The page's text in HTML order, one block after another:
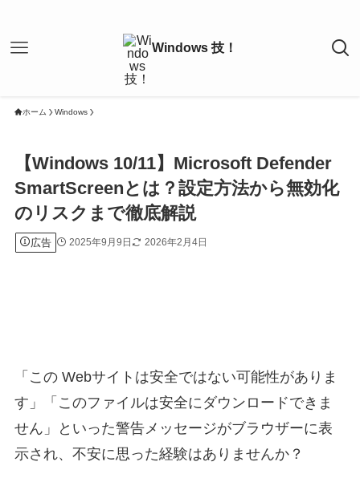
ホーム Windows
【Windows 10/11】Microsoft Defender
SmartScreenとは？設定方法から無効化
のリスクまで徹底解説
広告 2025年9月9日 2026年2月4日
「この Webサイトは安全ではない可能性がありま
す」「このファイルは安全にダウンロードできま
せん」といった警告メッセージがブラウザーに表
示され、不安に思った経験はありませんか？